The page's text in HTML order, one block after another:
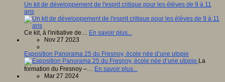
Un kit de développement de l'esprit critique pour les élèves de 9 à 11
ans
Ce kit, à l'initiative de… En savoir plus...
Nov 27 2023
Exposition Panorama 25 du Fresnoy, école née d’une utopie
La
formation du Fresnoy –… En savoir plus...
Mar 27 2024